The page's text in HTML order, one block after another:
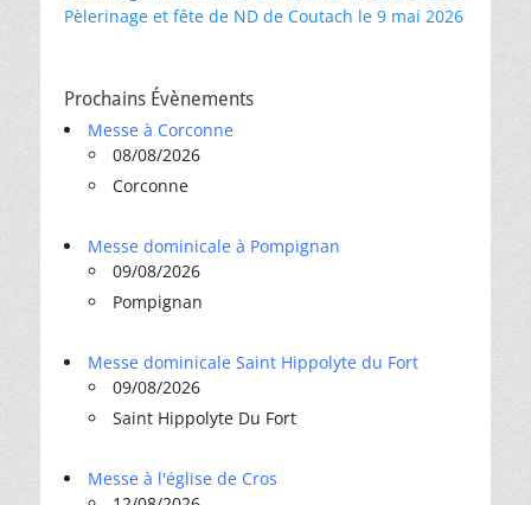
Pèlerinage et fête de ND de Coutach le 9 mai 2026
Prochains Évènements
Messe à Corconne
08/08/2026
Corconne
Messe dominicale à Pompignan
09/08/2026
Pompignan
Messe dominicale Saint Hippolyte du Fort
09/08/2026
Saint Hippolyte Du Fort
Messe à l'église de Cros